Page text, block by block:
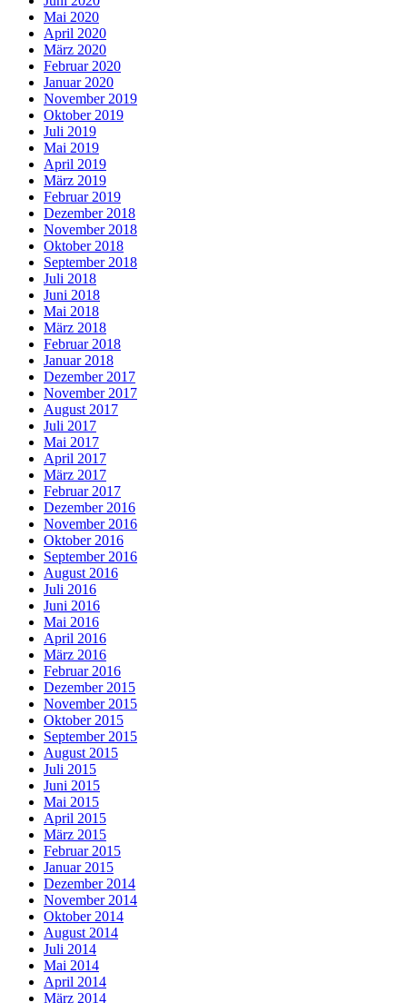
Mai 2020
April 2020
März 2020
Februar 2020
Januar 2020
November 2019
Oktober 2019
Juli 2019
Mai 2019
April 2019
März 2019
Februar 2019
Dezember 2018
November 2018
Oktober 2018
September 2018
Juli 2018
Juni 2018
Mai 2018
März 2018
Februar 2018
Januar 2018
Dezember 2017
November 2017
August 2017
Juli 2017
Mai 2017
April 2017
März 2017
Februar 2017
Dezember 2016
November 2016
Oktober 2016
September 2016
August 2016
Juli 2016
Juni 2016
Mai 2016
April 2016
März 2016
Februar 2016
Dezember 2015
November 2015
Oktober 2015
September 2015
August 2015
Juli 2015
Juni 2015
Mai 2015
April 2015
März 2015
Februar 2015
Januar 2015
Dezember 2014
November 2014
Oktober 2014
August 2014
Juli 2014
Mai 2014
April 2014
März 2014